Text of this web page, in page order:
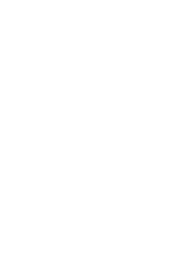
en materia de
a Real Academia
faciliten o seu correo